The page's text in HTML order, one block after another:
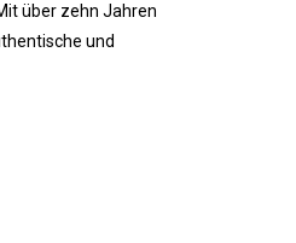
über zehn Jahren
und